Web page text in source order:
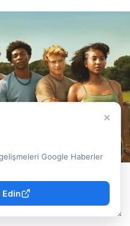
×
Google Haberler
Edin
Okunma Süresi: 1 dk